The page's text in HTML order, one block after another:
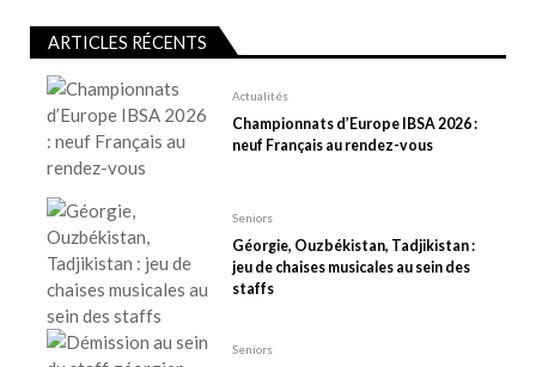
’
a
ARTICLES RÉCENTS
Actualités
Championnats d’Europe IBSA 2026 :
neuf Français au rendez-vous
Seniors
Géorgie, Ouzbékistan, Tadjikistan :
jeu de chaises musicales au sein des
staffs
Seniors